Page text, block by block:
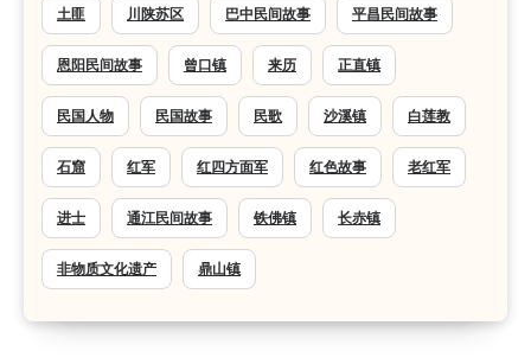
土匪 川陕苏区 巴中民间故事 平昌民间故事
恩阳民间故事 曾口镇 来历 正直镇
民国人物 民国故事 民歌 沙溪镇 白莲教
石窟 红军 红四方面军 红色故事 老红军
进士 通江民间故事 铁佛镇 长赤镇
非物质文化遗产 鼎山镇